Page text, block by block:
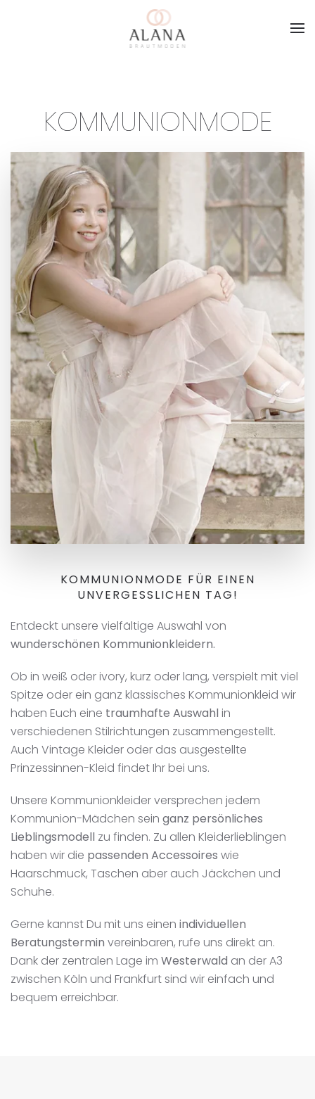
Skip to main content
KOMMUNIONMODE
KOMMUNIONMODE FÜR EINEN
UNVERGESSLICHEN TAG!
Entdeckt unsere vielfältige Auswahl von
wunderschönen Kommunionkleidern.
Ob in weiß oder ivory, kurz oder lang, verspielt mit viel
Spitze oder ein ganz klassisches Kommunionkleid wir
haben Euch eine traumhafte Auswahl in
verschiedenen Stilrichtungen zusammengestellt.
Auch Vintage Kleider oder das ausgestellte
Prinzessinnen-Kleid findet Ihr bei uns.
Unsere Kommunionkleider versprechen jedem
Kommunion-Mädchen sein ganz persönliches
Lieblingsmodell zu finden. Zu allen Kleiderlieblingen
haben wir die passenden Accessoires wie
Haarschmuck, Taschen aber auch Jäckchen und
Schuhe.
Gerne kannst Du mit uns einen individuellen
Beratungstermin vereinbaren, rufe uns direkt an.
Dank der zentralen Lage im Westerwald an der A3
zwischen Köln und Frankfurt sind wir einfach und
bequem erreichbar.